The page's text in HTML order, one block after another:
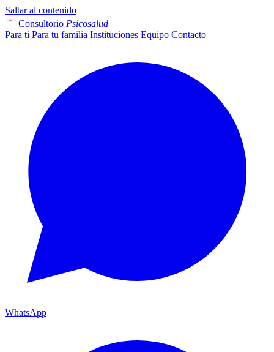
Saltar al contenido
Consultorio Psicosalud
Para ti Para tu familia Instituciones Equipo Contacto
WhatsApp